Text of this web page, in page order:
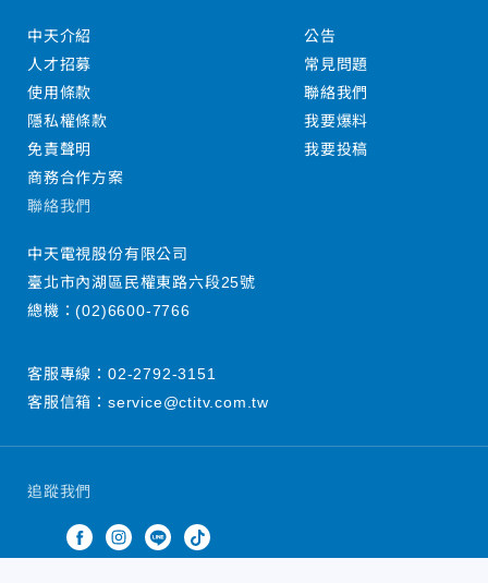
追蹤我們
中天介紹
人才招募
使用條款
隱私權條款
免責聲明
商務合作方案
公告
常見問題
聯絡我們
我要爆料
我要投稿
聯絡我們
中天電視股份有限公司
臺北市內湖區民權東路六段25號
總機：(02)6600-7766
客服專線： 02-2792-3151
客服信箱： service@ctitv.com.tw